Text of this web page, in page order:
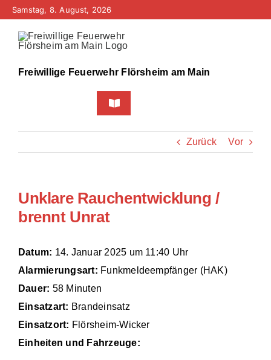
Zum
springen
Samstag, 8. August, 2026
Freiwillige Feuerwehr Flörsheim am Main
Toggle
Navigation
Home
Bürgerinfo
Technik
Zurück Vor
Unklare Rauchentwicklung /
brennt Unrat
Datum: 14. Januar 2025 um 11:40 Uhr
Alarmierungsart: Funkmeldeempfänger (HAK)
Dauer: 58 Minuten
Einsatzart: Brandeinsatz
Einsatzort: Flörsheim-Wicker
Einheiten und Fahrzeuge: